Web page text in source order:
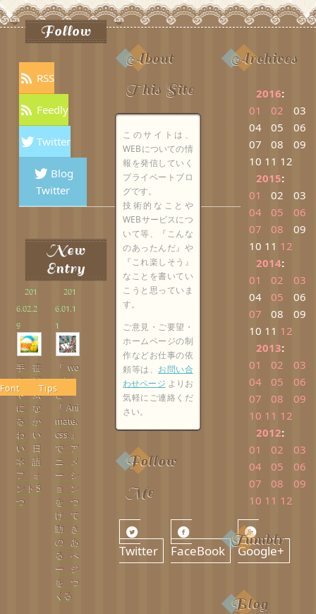
Follow
RSS
Feedly
Twitter
Blog
Twitter
New
Entry
201
6.02.2
9
Font
手書
き風
や気
にな
るか
わい
い日
本語
フォ
ント5
つ
201
6.01.1
1
Tips
『wo
w.js』
と
『Ani
mate.
css』
でア
ニメ
ーシ
ョン
をつ
けて
動き
のあ
るペ
ージ
をつ
くる
About
This Site
このサイトは、
WEBについての情
報を発信していく
プライベートブロ
グです。
技術的なことや
WEBサービスにつ
いて等、『こんな
のあったんだ』や
『これ楽しそう』
なことを書いてい
こうと思っていま
す。
ご意見・ご要望・
ホームページの制
作などお仕事の依
頼等は、 お問い合
わせページ よりお
気軽にご連絡くだ
さい。
Follow
Me
Twitter FaceBook Google+
Archives
2016:
01
02
03
04
05
06
07
08
09
10 11 12
2015:
01
02
03
04
05
06
07
08
09
10 11 12
2014:
01
02
03
04
05
06
07
08
09
10 11 12
2013:
01
02
03
04
05
06
07
08
09
10 11 12
2012:
01
02
03
04
05
06
07
08
09
10 11 12
Tumblr
Blog